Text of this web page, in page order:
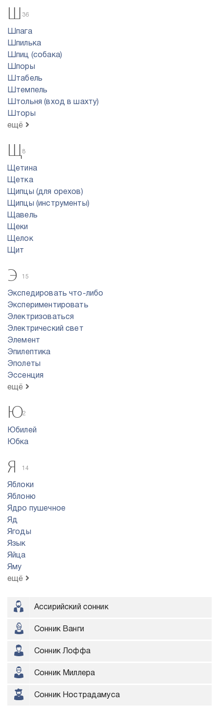
Ш 36
Шпага
Шпилька
Шпиц (собака)
Шпоры
Штабель
Штемпель
Штольня (вход в шахту)
Шторы
ещё
Щ8
Щетина
Щетка
Щипцы (для орехов)
Щипцы (инструменты)
Щавель
Щеки
Щелок
Щит
Э 15
Экспедировать что-либо
Экспериментировать
Электризоваться
Электрический свет
Элемент
Эпилептика
Эполеты
Эссенция
ещё
Ю2
Юбилей
Юбка
Я 14
Яблоки
Яблоню
Ядро пyшeчнoe
Яд
Ягоды
Язык
Яйца
Яму
ещё
Ассирийский сонник
Сонник Ванги
Сонник Лоффа
Сонник Миллера
Сонник Нострадамуса